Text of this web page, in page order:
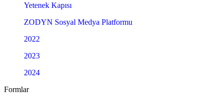
Yetenek Kapısı
ZODYN Sosyal Medya Platformu
2022
2023
2024
Formlar